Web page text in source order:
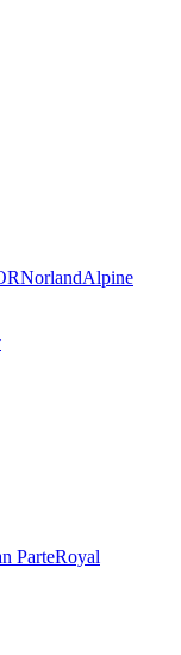
NorlandAlpine
ParteRoyal